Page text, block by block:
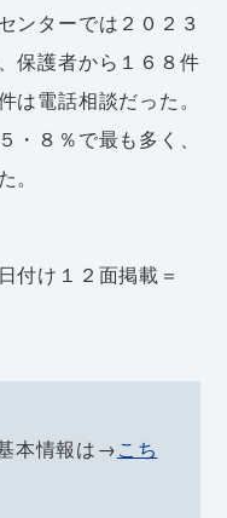
ンターでは２０２３
保護者から１６８件
電話相談だった。
・８％で最も多く、
付け１２面掲載＝
本情報は→こち